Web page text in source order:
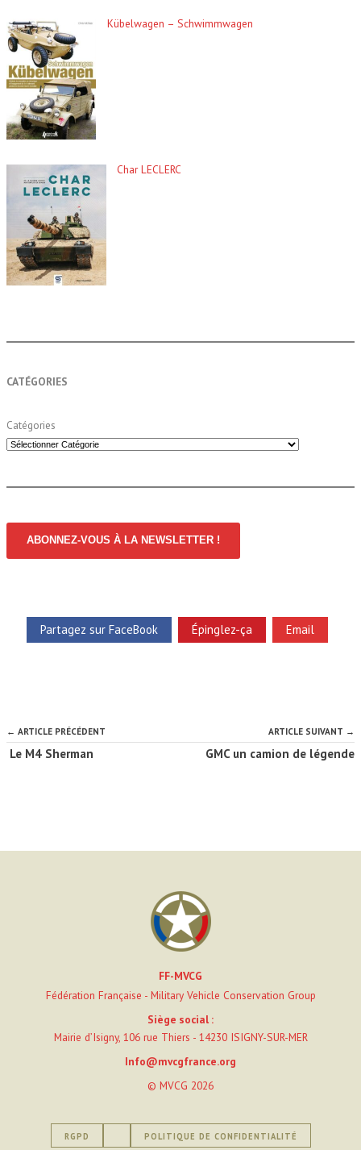
Kübelwagen – Schwimmwagen
Char LECLERC
CATÉGORIES
Catégories
ABONNEZ-VOUS À LA NEWSLETTER !
Partagez sur FaceBook Épinglez-ça Email
← ARTICLE PRÉCÉDENT
Le M4 Sherman
ARTICLE SUIVANT →
GMC un camion de légende
FF-MVCG
Fédération Française - Military Vehicle Conservation Group
Siège social :
Mairie d’Isigny, 106 rue Thiers - 14230 ISIGNY-SUR-MER
Info@mvcgfrance.org
© MVCG 2026
RGPD POLITIQUE DE CONFIDENTIALITÉ